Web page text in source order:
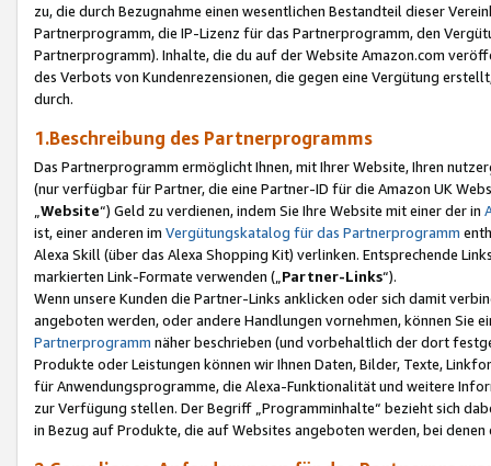
zu, die durch Bezugnahme einen wesentlichen Bestandteil dieser
Partnerprogramm, die IP-Lizenz für das Partnerprogramm, den
Partnerprogramm). Inhalte, die du auf der Website Amazon.com
des Verbots von Kundenrezensionen, die gegen eine Vergütung
durch.
1.Beschreibung des Partnerprogramms
Das Partnerprogramm ermöglicht Ihnen, mit Ihrer Website, Ihren
(nur verfügbar für Partner, die eine Partner-ID für die Amazon UK
Website“) Geld zu verdienen, indem Sie Ihre Website mit einer der in
ist, einer anderen im Vergütungskatalog für das Partnerprogramm
Alexa Skill (über das Alexa Shopping Kit) verlinken. Entsprechende
markierten Link-Formate verwenden („ Partner-Links“).
Wenn unsere Kunden die Partner-Links anklicken oder sich damit
angeboten werden, oder andere Handlungen vornehmen, können Sie
Partnerprogramm näher beschrieben (und vorbehaltlich der dort
Produkte oder Leistungen können wir Ihnen Daten, Bilder, Texte,
für Anwendungsprogramme, die Alexa-Funktionalität und weitere
zur Verfügung stellen. Der Begriff „Programminhalte“ bezieht sich
in Bezug auf Produkte, die auf Websites angeboten werden, bei